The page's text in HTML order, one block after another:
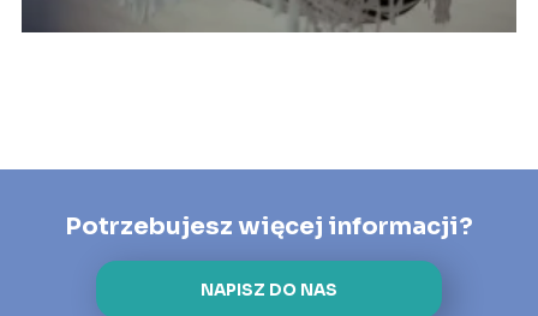
Potrzebujesz więcej informacji?
NAPISZ DO NAS